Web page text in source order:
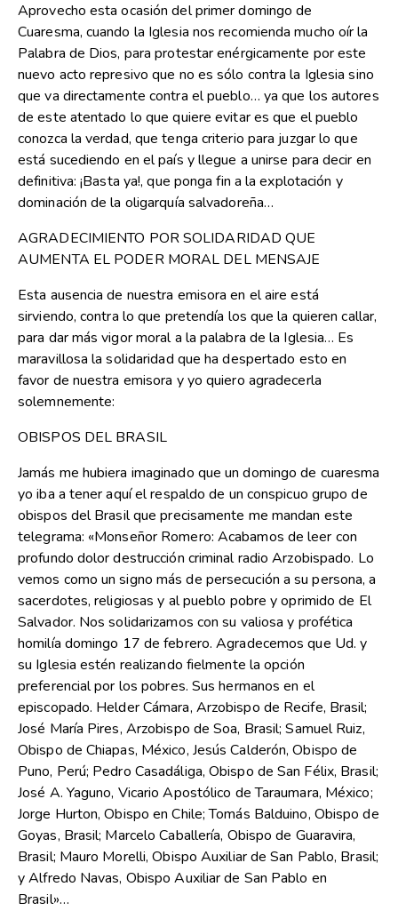
Aprovecho esta ocasión del primer domingo de
Cuaresma, cuando la Iglesia nos recomienda mucho oír la
Palabra de Dios, para protestar enérgicamente por este
nuevo acto represivo que no es sólo contra la Iglesia sino
que va directamente contra el pueblo… ya que los autores
de este atentado lo que quiere evitar es que el pueblo
conozca la verdad, que tenga criterio para juzgar lo que
está sucediendo en el país y llegue a unirse para decir en
definitiva: ¡Basta ya!, que ponga fin a la explotación y
dominación de la oligarquía salvadoreña…
AGRADECIMIENTO POR SOLIDARIDAD QUE
AUMENTA EL PODER MORAL DEL MENSAJE
Esta ausencia de nuestra emisora en el aire está
sirviendo, contra lo que pretendía los que la quieren callar,
para dar más vigor moral a la palabra de la Iglesia… Es
maravillosa la solidaridad que ha despertado esto en
favor de nuestra emisora y yo quiero agradecerla
solemnemente:
OBISPOS DEL BRASIL
Jamás me hubiera imaginado que un domingo de cuaresma
yo iba a tener aquí el respaldo de un conspicuo grupo de
obispos del Brasil que precisamente me mandan este
telegrama: «Monseñor Romero: Acabamos de leer con
profundo dolor destrucción criminal radio Arzobispado. Lo
vemos como un signo más de persecución a su persona, a
sacerdotes, religiosas y al pueblo pobre y oprimido de El
Salvador. Nos solidarizamos con su valiosa y profética
homilía domingo 17 de febrero. Agradecemos que Ud. y
su Iglesia estén realizando fielmente la opción
preferencial por los pobres. Sus hermanos en el
episcopado. Helder Cámara, Arzobispo de Recife, Brasil;
José María Pires, Arzobispo de Soa, Brasil; Samuel Ruiz,
Obispo de Chiapas, México, Jesús Calderón, Obispo de
Puno, Perú; Pedro Casadáliga, Obispo de San Félix, Brasil;
José A. Yaguno, Vicario Apostólico de Taraumara, México;
Jorge Hurton, Obispo en Chile; Tomás Balduino, Obispo de
Goyas, Brasil; Marcelo Caballería, Obispo de Guaravira,
Brasil; Mauro Morelli, Obispo Auxiliar de San Pablo, Brasil;
y Alfredo Navas, Obispo Auxiliar de San Pablo en
Brasil»…